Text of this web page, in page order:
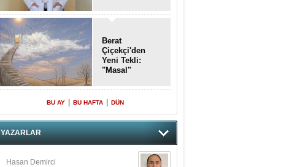
Berat
Çiçekçi'den
Yeni Tekli:
"Masal"
BU AY BU HAFTA DÜN
YAZARLAR
Hasan Demirci